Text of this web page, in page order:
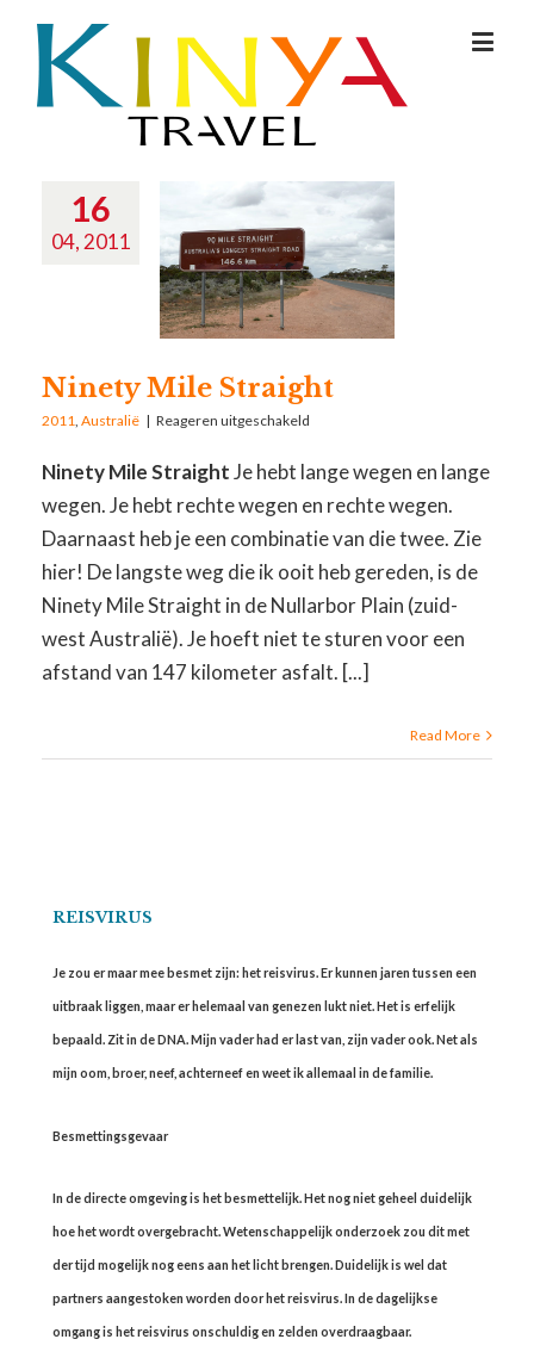
16
04, 2011
Ninety Mile Straight
2011 ,Australië | Reageren uitgeschakeld
Ninety Mile StraightJe hebt lange wegen en lange
wegen. Je hebt rechte wegen en rechte wegen.
Daarnaast heb je een combinatie van die twee. Zie
hier! De langste weg die ik ooit heb gereden, is de
Ninety Mile Straight in de Nullarbor Plain (zuid-
west Australië). Je hoeft niet te sturen voor een
afstand van 147 kilometer asfalt. [...]
Read More
REISVIRUS
Je zou er maar mee besmet zijn: het reisvirus. Er kunnen jaren tussen een
uitbraak liggen, maar er helemaal van genezen lukt niet. Het is erfelijk
bepaald. Zit in de DNA. Mijn vader had er last van, zijn vader ook. Net als
mijn oom, broer, neef, achterneef en weet ik allemaal in de familie.
Besmettingsgevaar
In de directe omgeving is het besmettelijk. Het nog niet geheel duidelijk
hoe het wordt overgebracht. Wetenschappelijk onderzoek zou dit met
der tijd mogelijk nog eens aan het licht brengen. Duidelijk is wel dat
partners aangestoken worden door het reisvirus. In de dagelijkse
omgang is het reisvirus onschuldig en zelden overdraagbaar.